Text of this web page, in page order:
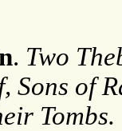
. Two
Sons of
Tombs.